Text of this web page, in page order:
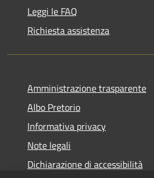
Leggi le FAQ
Richiesta assistenza
Amministrazione trasparente
Albo Pretorio
Informativa privacy
Note legali
Dichiarazione di accessibilità